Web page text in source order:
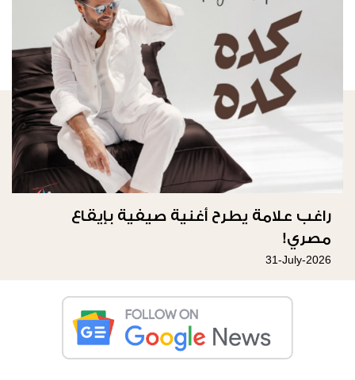
راغب علامة يطرح أغنية صيفية بإيقاع
مصري!
31-July-2026